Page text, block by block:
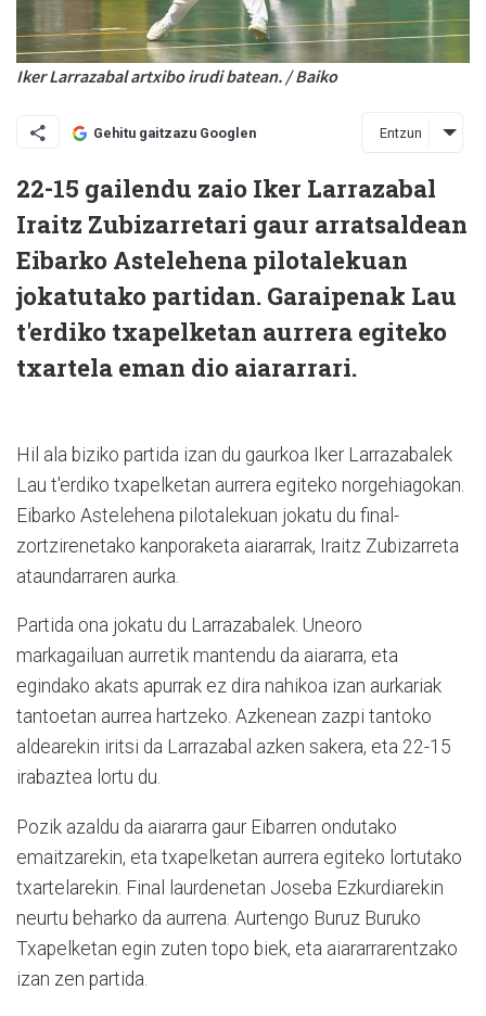
Iker Larrazabal artxibo irudi batean. / Baiko
Gehitu gaitzazu Googlen Entzun
22-15 gailendu zaio Iker Larrazabal
Iraitz Zubizarretari gaur arratsaldean
Eibarko Astelehena pilotalekuan
jokatutako partidan. Garaipenak Lau
t'erdiko txapelketan aurrera egiteko
txartela eman dio aiararrari.
Hil ala biziko partida izan du gaurkoa Iker Larrazabalek
Lau t'erdiko txapelketan aurrera egiteko norgehiagokan.
Eibarko Astelehena pilotalekuan jokatu du final-
zortzirenetako kanporaketa aiararrak, Iraitz Zubizarreta
ataundarraren aurka.
Partida ona jokatu du Larrazabalek. Uneoro
markagailuan aurretik mantendu da aiararra, eta
egindako akats apurrak ez dira nahikoa izan aurkariak
tantoetan aurrea hartzeko. Azkenean zazpi tantoko
aldearekin iritsi da Larrazabal azken sakera, eta 22-15
irabaztea lortu du.
Pozik azaldu da aiararra gaur Eibarren ondutako
emaitzarekin, eta txapelketan aurrera egiteko lortutako
txartelarekin. Final laurdenetan Joseba Ezkurdiarekin
neurtu beharko da aurrena. Aurtengo Buruz Buruko
Txapelketan egin zuten topo biek, eta aiararrarentzako
izan zen partida.